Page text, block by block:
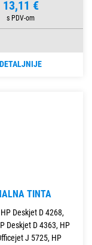
13,11 €
DETALJNIJE
TINTA
Deskjet D 4268,
Deskjet D 4363, HP
J 5725, HP